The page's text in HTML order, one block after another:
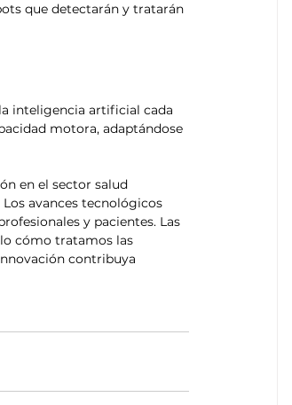
que detectarán y tratarán
inteligencia artificial cada
motora, adaptándose
en el sector salud
avances tecnológicos
y pacientes. Las
cómo tratamos las
contribuya